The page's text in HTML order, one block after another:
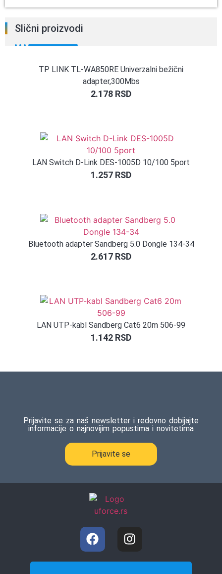
Slični proizvodi
TP LINK TL-WA850RE Univerzalni bežični
adapter,300Mbs
2.178 RSD
LAN Switch D-Link DES-1005D 10/100 5port
1.257 RSD
Bluetooth adapter Sandberg 5.0 Dongle 134-34
2.617 RSD
LAN UTP-kabl Sandberg Cat6 20m 506-99
1.142 RSD
Prijavite se za naš newsletter i redovno dobijajte
informacije o najnovijim popustima i novitetima
Prijavite se